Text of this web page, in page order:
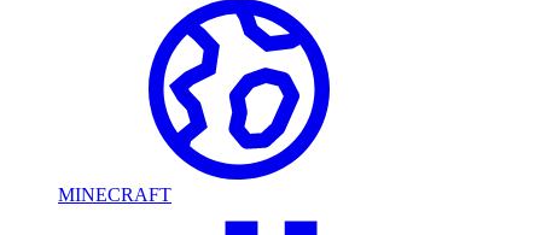
MINECRAFT